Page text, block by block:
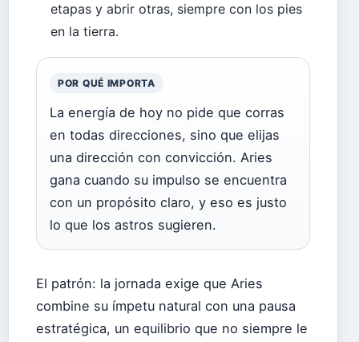
etapas y abrir otras, siempre con los pies
en la tierra.
POR QUÉ IMPORTA
La energía de hoy no pide que corras
en todas direcciones, sino que elijas
una dirección con convicción. Aries
gana cuando su impulso se encuentra
con un propósito claro, y eso es justo
lo que los astros sugieren.
El patrón: la jornada exige que Aries
combine su ímpetu natural con una pausa
estratégica, un equilibrio que no siempre le